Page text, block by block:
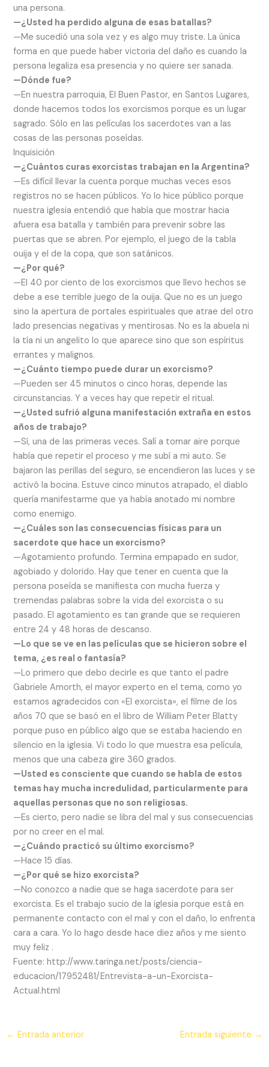
una persona.
—¿Usted ha perdido alguna de esas batallas?
—Me sucedió una sola vez y es algo muy triste. La única
forma en que puede haber victoria del daño es cuando la
persona legaliza esa presencia y no quiere ser sanada.
—Dónde fue?
—En nuestra parroquia, El Buen Pastor, en Santos Lugares,
donde hacemos todos los exorcismos porque es un lugar
sagrado. Sólo en las películas los sacerdotes van a las
cosas de las personas poseídas.
Inquisición
—¿Cuántos curas exorcistas trabajan en la Argentina?
—Es difícil llevar la cuenta porque muchas veces esos
registros no se hacen públicos. Yo lo hice público porque
nuestra iglesia entendió que había que mostrar hacia
afuera esa batalla y también para prevenir sobre las
puertas que se abren. Por ejemplo, el juego de la tabla
ouija y el de la copa, que son satánicos.
—¿Por qué?
—El 40 por ciento de los exorcismos que llevo hechos se
debe a ese terrible juego de la ouija. Que no es un juego
sino la apertura de portales espirituales que atrae del otro
lado presencias negativas y mentirosas. No es la abuela ni
la tía ni un angelito lo que aparece sino que son espíritus
errantes y malignos.
—¿Cuánto tiempo puede durar un exorcismo?
—Pueden ser 45 minutos o cinco horas, depende las
circunstancias. Y a veces hay que repetir el ritual.
—¿Usted sufrió alguna manifestación extraña en estos
años de trabajo?
—Sí, una de las primeras veces. Salí a tomar aire porque
había que repetir el proceso y me subí a mi auto. Se
bajaron las perillas del seguro, se encendieron las luces y se
activó la bocina. Estuve cinco minutos atrapado, el diablo
quería manifestarme que ya había anotado mi nombre
como enemigo.
—¿Cuáles son las consecuencias físicas para un
sacerdote que hace un exorcismo?
—Agotamiento profundo. Termina empapado en sudor,
agobiado y dolorido. Hay que tener en cuenta que la
persona poseída se manifiesta con mucha fuerza y
tremendas palabras sobre la vida del exorcista o su
pasado. El agotamiento es tan grande que se requieren
entre 24 y 48 horas de descanso.
—Lo que se ve en las películas que se hicieron sobre el
tema, ¿es real o fantasía?
—Lo primero que debo decirle es que tanto el padre
Gabriele Amorth, el mayor experto en el tema, como yo
estamos agradecidos con «El exorcista», el filme de los
años 70 que se basó en el libro de William Peter Blatty
porque puso en público algo que se estaba haciendo en
silencio en la iglesia. Vi todo lo que muestra esa película,
menos que una cabeza gire 360 grados.
—Usted es consciente que cuando se habla de estos
temas hay mucha incredulidad, particularmente para
aquellas personas que no son religiosas.
—Es cierto, pero nadie se libra del mal y sus consecuencias
por no creer en el mal.
—¿Cuándo practicó su último exorcismo?
—Hace 15 días.
—¿Por qué se hizo exorcista?
—No conozco a nadie que se haga sacerdote para ser
exorcista. Es el trabajo sucio de la iglesia porque está en
permanente contacto con el mal y con el daño, lo enfrenta
cara a cara. Yo lo hago desde hace diez años y me siento
muy feliz .
Fuente: http://www.taringa.net/posts/ciencia-
educacion/17952481/Entrevista-a-un-Exorcista-
Actual.html
← Entrada anterior Entrada siguiente →